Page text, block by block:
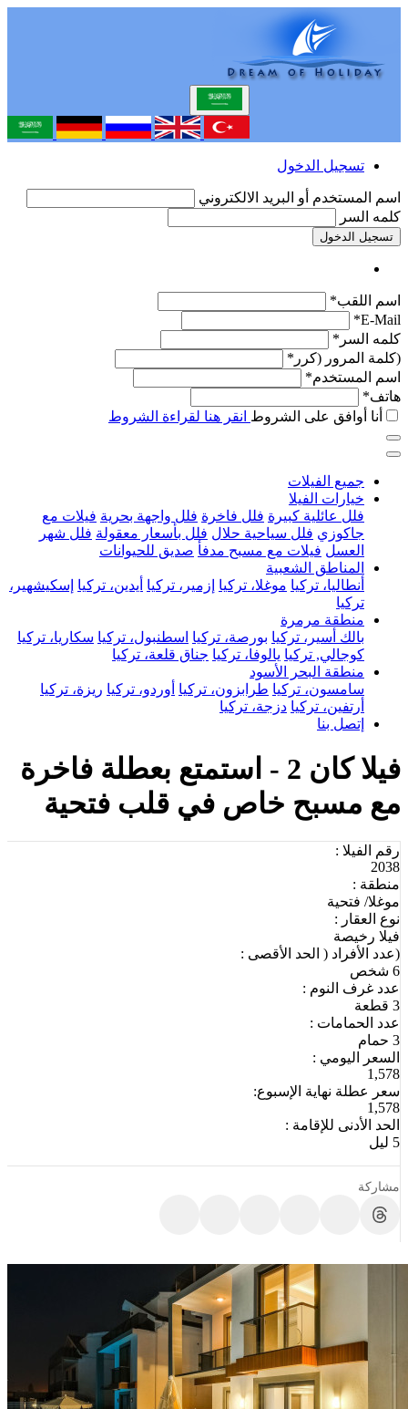
تسجيل الدخول
اسم المستخدم أو البريد الالكتروني
كلمه السر
تسجيل الدخول
اسم اللقب*
E-Mail*
كلمه السر*
(كلمة المرور (كرر*
اسم المستخدم*
هاتف*
أنا أوافق على الشروط انقر هنا لقراءة الشروط
جميع الفيلات
خيارات الفيلا
فلل عائلية كبيرة فلل فاخرة فلل واجهة بحرية فيلات مع
جاكوزي فلل سياحية حلال فلل بأسعار معقولة فلل شهر
العسل فيلات مع مسبح مدفأ صديق للحيوانات
المناطق الشعبية
أنطاليا، تركيا موغلا، تركيا إزمير، تركيا أيدين، تركيا إسكيشهير،
تركيا
منطقة مرمرة
بالك أسير، تركيا بورصة، تركيا اسطنبول، تركيا سكاريا، تركيا
كوجالي, تركيا يالوفا، تركيا جناق قلعة، تركيا
منطقة البحر الأسود
سامسون، تركيا طرابزون، تركيا أوردو، تركيا ريزة، تركيا
أرتفين، تركيا دزجة، تركيا
إتصل بنا
فيلا كان 2 - استمتع بعطلة فاخرة
مع مسبح خاص في قلب فتحية
رقم الفيلا :
2038
منطقة :
موغلا/ فتحية
نوع العقار :
فيلا رخيصة
(عدد الأفراد ( الحد الأقصى :
6 شخص
عدد غرف النوم :
3 قطعة
عدد الحمامات :
3 حمام
السعر اليومي :
1,578
سعر عطلة نهاية الإسبوع:
1,578
الحد الأدنى للإقامة :
5 ليل
مشاركة